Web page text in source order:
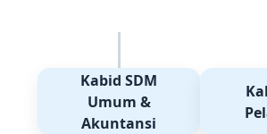
Kabid SDM
Umum &
Akuntansi